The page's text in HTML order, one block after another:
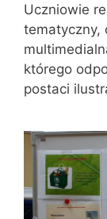
Uczniowie
tematyczny,
którego
postaci